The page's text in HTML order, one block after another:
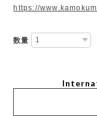
https://
数量